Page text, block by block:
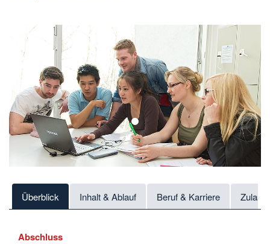
1
Überblick Inhalt & Ablauf Beruf & Karriere
Abschluss